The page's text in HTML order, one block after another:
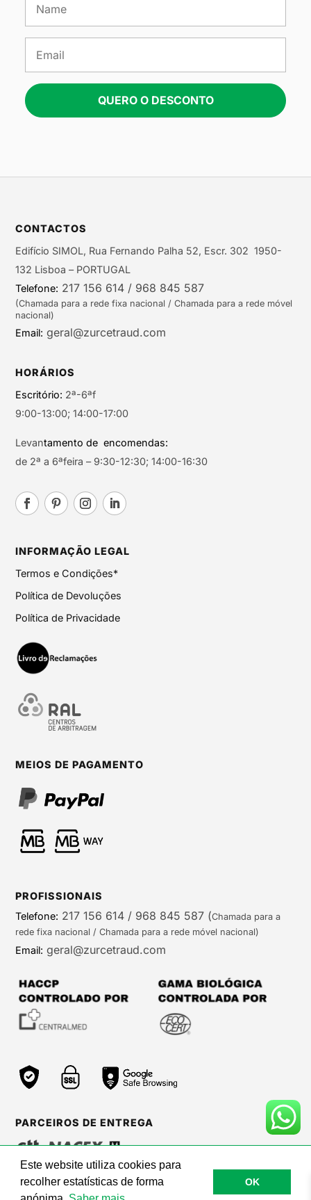
QUERO O DESCONTO
CONTACTOS
Edifício SIMOL, Rua Fernando Palha 52, Escr. 302 1950-
132 Lisboa – PORTUGAL
Telefone: 217 156 614 / 968 845 587
(Chamada para a rede fixa nacional / Chamada para a rede móvel
nacional)
Email: geral@zurcetraud.com
HORÁRIOS
Escritório: 2ª-6ªf
9:00-13:00; 14:00-17:00
Levantamento de encomendas:
de 2ª a 6ªfeira – 9:30-12:30; 14:00-16:30
INFORMAÇÃO LEGAL
Termos e Condições*
Política de Devoluções
Política de Privacidade
MEIOS DE PAGAMENTO
PROFISSIONAIS
Telefone: 217 156 614 / 968 845 587 (Chamada para a
rede fixa nacional / Chamada para a rede móvel nacional)
Email: geral@zurcetraud.com
PARCEIROS DE ENTREGA
©Zurc Etraud |Web Care by BinaryBrigade
Este website utiliza cookies para
recolher estatísticas de forma
OK